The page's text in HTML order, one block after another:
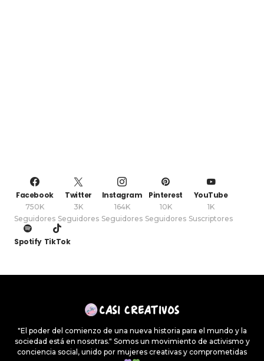
Facebook
750K
Seguidores
Twitter
3K
Seguidores
Instagram
164K
Seguidores
Pinterest
10K
Seguidores
YouTube
1K
Suscriptores
Spotify TikTok
"El poder del comienzo de una nueva historia para el mundo y la
sociedad está en nosotras." Somos un movimiento de activismo y
conciencia social, unido por mujeres creativas y comprometidas